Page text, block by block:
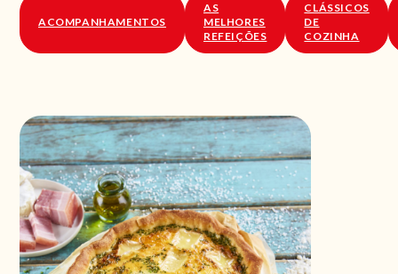
ACOMPANHAMENTOS
AS
MELHORES
REFEIÇÕES
CLÁSSICOS
DE
COZINHA